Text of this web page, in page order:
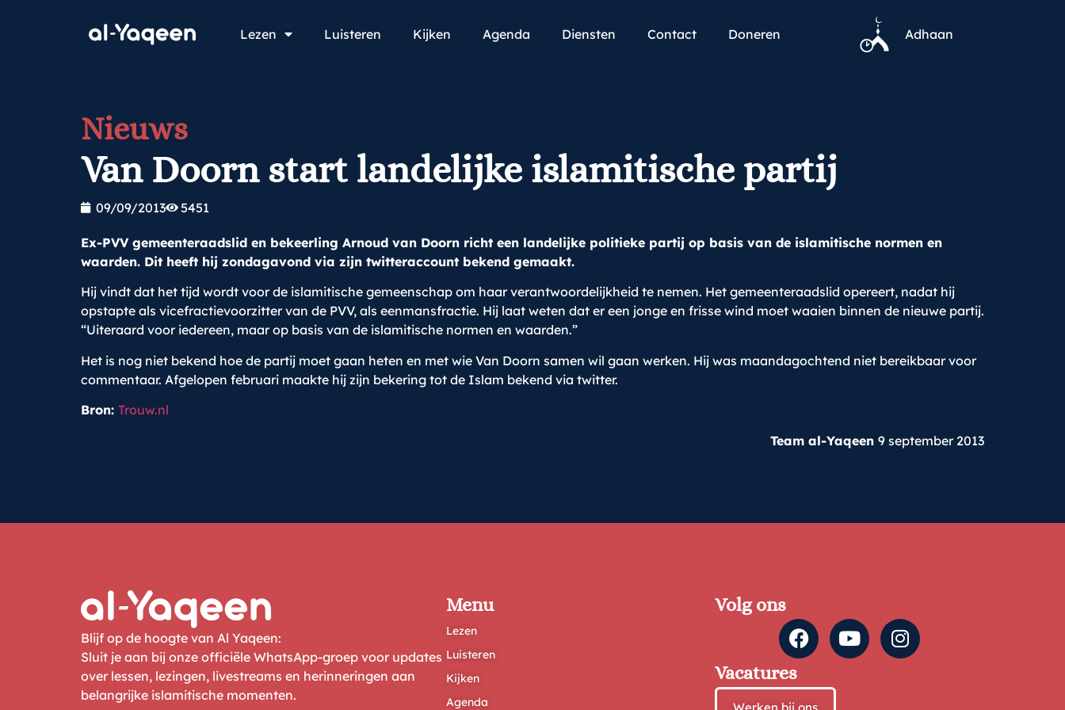
Lezen Luisteren Kijken Agenda Diensten Contact Doneren Adhaan
Nieuws
Van Doorn start landelijke islamitische partij
09/09/2013 5451
Ex-PVV gemeenteraadslid en bekeerling Arnoud van Doorn richt een landelijke politieke partij op basis van de islamitische normen en
waarden. Dit heeft hij zondagavond via zijn twitteraccount bekend gemaakt.
Hij vindt dat het tijd wordt voor de islamitische gemeenschap om haar verantwoordelijkheid te nemen. Het gemeenteraadslid opereert, nadat hij
opstapte als vicefractievoorzitter van de PVV, als eenmansfractie. Hij laat weten dat er een jonge en frisse wind moet waaien binnen de nieuwe partij.
“Uiteraard voor iedereen, maar op basis van de islamitische normen en waarden.”
Het is nog niet bekend hoe de partij moet gaan heten en met wie Van Doorn samen wil gaan werken. Hij was maandagochtend niet bereikbaar voor
commentaar. Afgelopen februari maakte hij zijn bekering tot de Islam bekend via twitter.
Bron: Trouw.nl
Team al-Yaqeen 9 september 2013
Blijf op de hoogte van Al Yaqeen:
Sluit je aan bij onze officiële WhatsApp-groep voor updates
over lessen, lezingen, livestreams en herinneringen aan
belangrijke islamitische momenten.
Menu
Lezen
Luisteren
Kijken
Agenda
Volg ons
Vacatures